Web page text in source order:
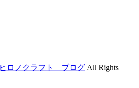
ヒロノクラフト ブログ All Rights